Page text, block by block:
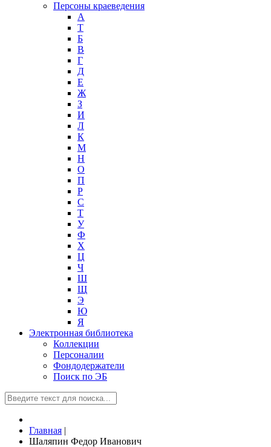
Персоны краеведения
А
T
Б
В
Г
Д
Е
Ж
З
И
Л
К
М
Н
О
П
Р
С
Т
У
Ф
Х
Ц
Ч
Ш
Щ
Э
Ю
Я
Электронная библиотека
Коллекции
Персоналии
Фондодержатели
Поиск по ЭБ
Главная |
Шаляпин Федор Иванович